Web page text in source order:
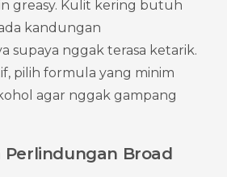
greasy. Kulit kering butuh
kandungan
supaya nggak terasa ketarik.
pilih formula yang minim
agar nggak gampang
Perlindungan Broad